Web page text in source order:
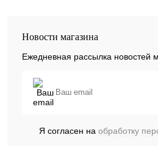
Новости магазина
Ежедневная рассылка новостей
Я согласен на обработку